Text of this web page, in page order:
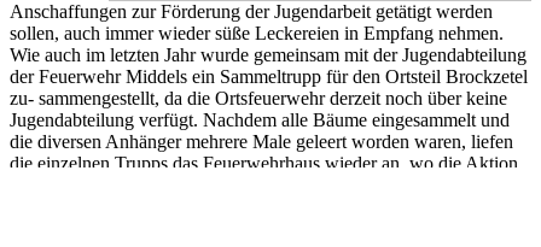
Anschaffungen zur Förderung der Jugendarbeit getätigt werden
sollen, auch immer wieder süße Leckereien in Empfang nehmen.
Wie auch im letzten Jahr wurde gemeinsam mit der Jugendabteilung
der Feuerwehr Middels ein Sammeltrupp für den Ortsteil Brockzetel
zu- sammengestellt, da die Ortsfeuerwehr derzeit noch über keine
Jugendabteilung verfügt. Nachdem alle Bäume eingesammelt und
die diversen Anhänger mehrere Male geleert worden waren, liefen
die einzelnen Trupps das Feuerwehrhaus wieder an, wo die Aktion